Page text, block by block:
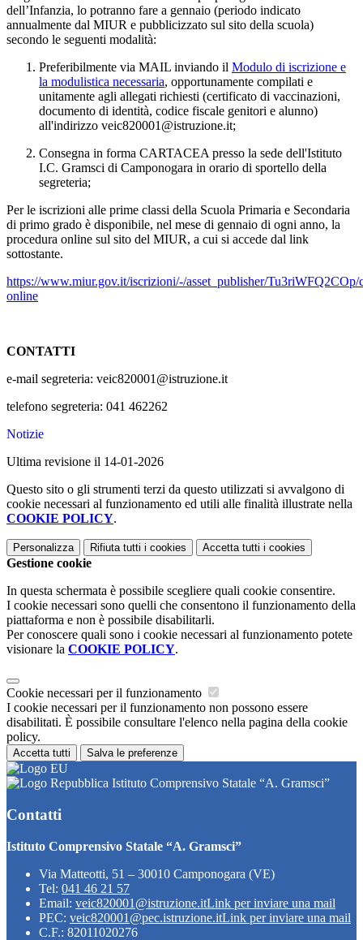
dell’Infanzia, lo potranno fare a gennaio (periodo indicato
annualmente dal MIUR e pubblicizzato sul sito della scuola)
secondo le seguenti modalità:
Preferibilmente via MAIL inviando il Modulo di iscrizione e
la modulistica necessaria, opportunamente compilati e
unitamente agli allegati richiesti (certificato di vaccinazioni,
documento di identità, codice fiscale genitori e alunno)
all'indirizzo veic820001@istruzione.it;
Consegna in forma CARTACEA presso la sede dell'Istituto
I.C. Gramsci di Camponogara in orario di sportello della
segreteria;
Per le iscrizioni alle prime classi della Scuola Primaria e Secondaria
di primo grado è disponibile, nel mese di gennaio di ogni anno, la
procedura online sul sito del MIUR, a cui si accede dal link
sottostante.
https://www.miur.gov.it/iscrizioni/-/asset_publisher/Tu3riWFQ2COp/
online
CONTATTI
e-mail segreteria: veic820001@istruzione.it
telefono segreteria: 041 462262
Notizie
Ultima revisione il 14-01-2026
Questo sito o gli strumenti terzi da questo utilizzati si avvalgono di
cookie necessari al funzionamento ed utili alle finalità illustrate nella
COOKIE POLICY.
Personalizza Rifiuta tutti i cookies Accetta tutti i cookies
Gestione cookie
In questa schermata è possibile scegliere quali cookie consentire.
I cookie necessari sono quelli che consentono il funzionamento della
piattaforma e non è possibile disabilitarli.
Per conoscere quali sono i cookie necessari al funzionamento potete
visionare la COOKIE POLICY.
Cookie necessari per il funzionamento
I cookie necessari per il funzionamento non possono essere
disabilitati. È possibile consultare l'elenco nella pagina della cookie
policy.
Accetta tutti Salva le preferenze
Istituto Comprensivo Statale “A. Gramsci”
Contatti
Istituto Comprensivo Statale “A. Gramsci”
Via Matteotti, 51 – 30010 Camponogara (VE)
Tel: 041 46 21 57
Email: veic820001@istruzione.itLink per inviare una mail
PEC: veic820001@pec.istruzione.itLink per inviare una mail
C.F.: 82011020276